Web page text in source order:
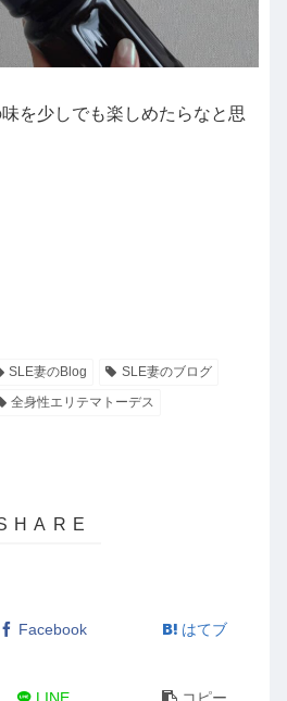
を少しでも楽しめたらなと思
SLE妻のBlog
SLE妻のブログ
全身性エリテマトーデス
Facebook はてブ